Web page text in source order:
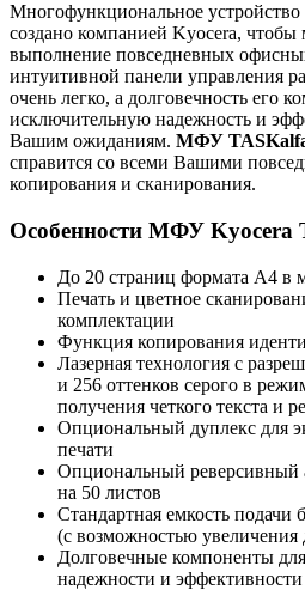
Многофункциональное устройство
создано компанией Kyocera, чтобы
выполнение повседневных
интуитивной панели управления
очень легко, а долговечность его
исключительную надежность и
Вашим ожиданиям. МФУ
справится со всеми Вашими
копирования и сканирования.
Особенности МФУ Kyocera
До 20 страниц формата A4 в
Печать и цветное
комплектации
Функция копирования
Лазерная технология с
и 256 оттенков серого в
получения четкого текста и
Опциональный дуплекс для
печати
Опциональный реверсивный
на 50 листов
Стандартная емкость
(с возможностью увеличения
Долговечные компоненты
надежности и эффективности